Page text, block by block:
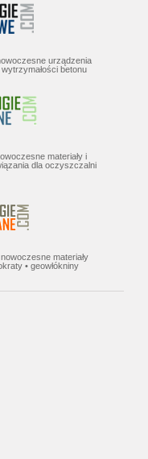
urządzenia
betonu
materiały i
dla oczyszczalni
nowoczesne materiały
• geowłókniny